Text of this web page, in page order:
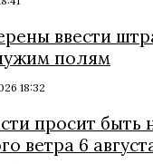
ввести
полям
18:32
просит быть
ветра 6